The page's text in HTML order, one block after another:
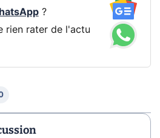
?
rien rater de l'actu